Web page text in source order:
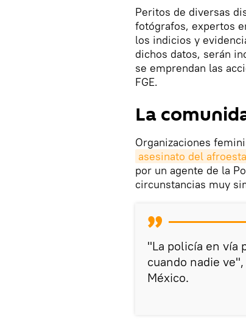
Peritos de diversas
fotógrafos, expertos
los indicios y
dichos datos, serán
se emprendan las
FGE.
La
Organizaciones
asesinato del
por un agente de la
circunstancias muy
"La policía en vía
cuando nadie
México.